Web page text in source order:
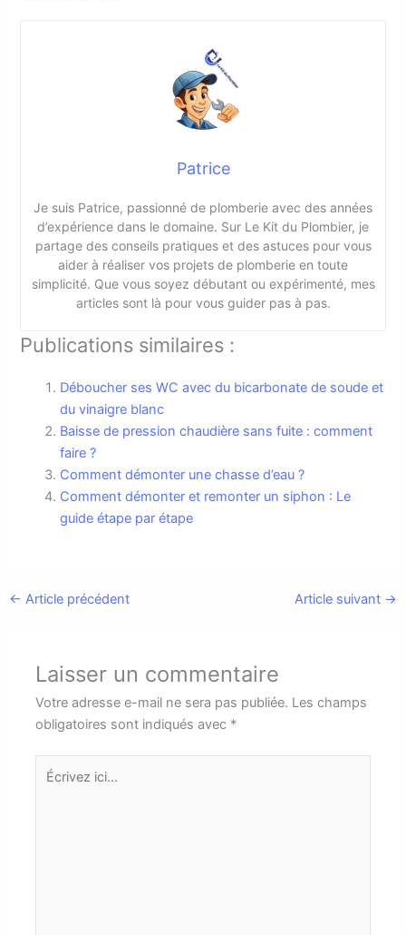
Patrice
Je suis Patrice, passionné de plomberie avec des années
d’expérience dans le domaine. Sur Le Kit du Plombier, je
partage des conseils pratiques et des astuces pour vous
aider à réaliser vos projets de plomberie en toute
simplicité. Que vous soyez débutant ou expérimenté, mes
articles sont là pour vous guider pas à pas.
Publications similaires :
Déboucher ses WC avec du bicarbonate de soude et
du vinaigre blanc
Baisse de pression chaudière sans fuite : comment
faire ?
Comment démonter une chasse d’eau ?
Comment démonter et remonter un siphon : Le
guide étape par étape
← Article précédent Article suivant →
Laisser un commentaire
Votre adresse e-mail ne sera pas publiée. Les champs
obligatoires sont indiqués avec *
Écrivez
ici…